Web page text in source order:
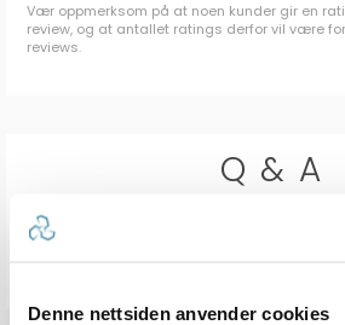
Denne nettsiden anvender cookies
Vær oppmerksom på at noen kunder gir en
review, og at antallet ratings derfor vil være
reviews.
Q & A